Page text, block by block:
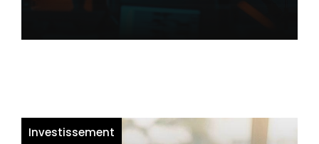
Investissement